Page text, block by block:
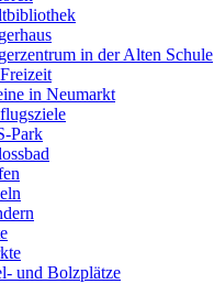
in der Alten Schule
in Neumarkt
Park
und Bolzplätze